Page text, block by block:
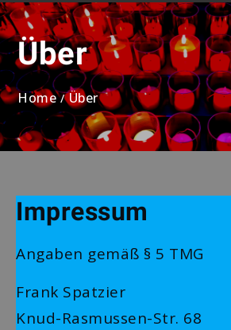
Über
Home Über
Impressum
Angaben gemäß § 5 TMG
Frank Spatzier
Knud-Rasmussen-Str. 68